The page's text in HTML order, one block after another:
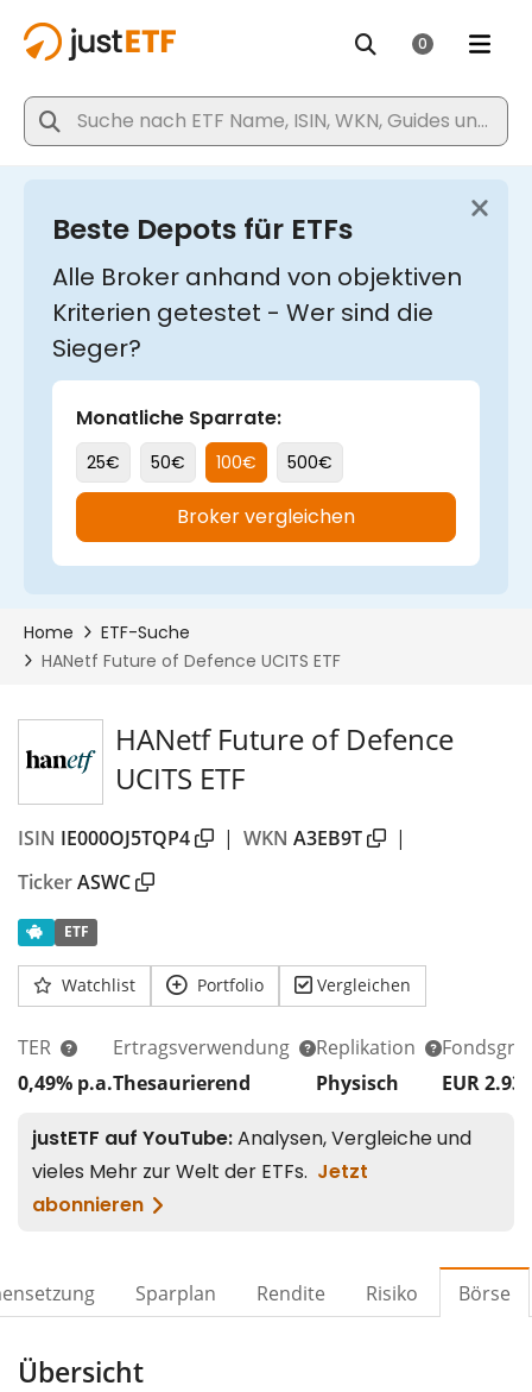
HANetf Future of Defence
UCITS ETF
ISIN IE000OJ5TQP4 | WKN A3EB9T
|
TickerASWC
ETF
Watchlist Portfolio Vergleichen
TER
0,49% p.a.
Ertragsverwendung
Thesaurierend
Replikation
Physisch
EUR
Sparplan Rendite Risiko Börse
Übersicht